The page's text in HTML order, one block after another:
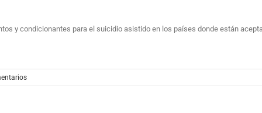
y condicionantes para el suicidio asistido en los países donde están